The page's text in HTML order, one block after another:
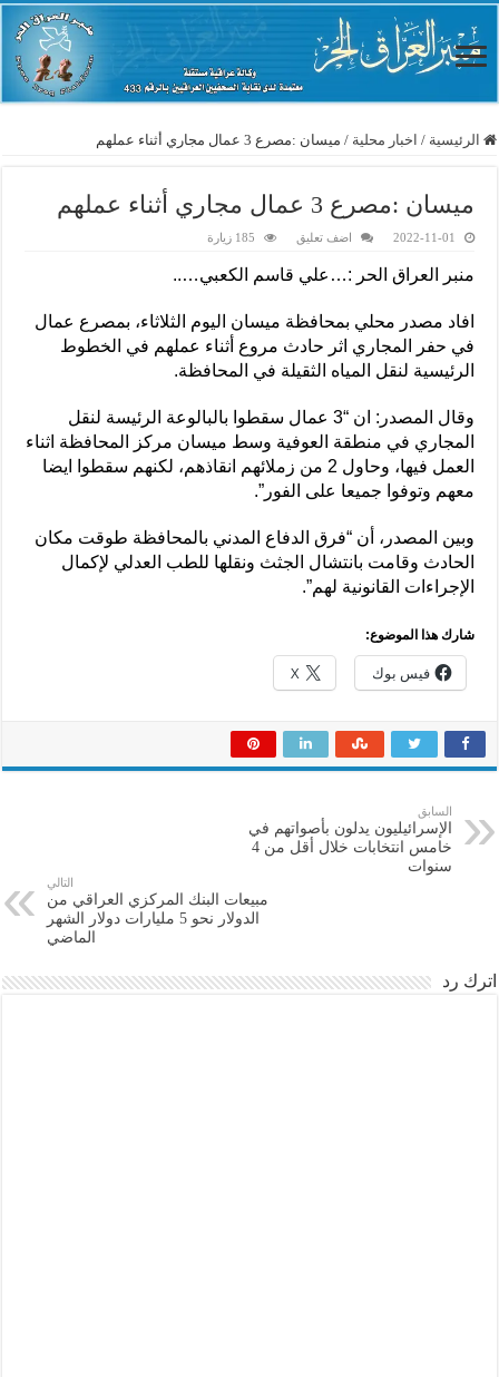
الرئيسية / اخبار محلية / ميسان :مصرع 3 عمال مجاري أثناء عملهم
ميسان :مصرع 3 عمال مجاري أثناء عملهم
2022-11-01 اضف تعليق 185 زيارة
منبر العراق الحر :…علي قاسم الكعبي…..
افاد مصدر محلي بمحافظة ميسان اليوم الثلاثاء، بمصرع عمال
في حفر المجاري اثر حادث مروع أثناء عملهم في الخطوط
الرئيسية لنقل المياه الثقيلة في المحافظة.
وقال المصدر: ان “3 عمال سقطوا بالبالوعة الرئيسة لنقل
المجاري في منطقة العوفية وسط ميسان مركز المحافظة اثناء
العمل فيها، وحاول 2 من زملائهم انقاذهم، لكنهم سقطوا ايضا
معهم وتوفوا جميعا على الفور”.
وبين المصدر، أن “فرق الدفاع المدني بالمحافظة طوقت مكان
الحادث وقامت بانتشال الجثث ونقلها للطب العدلي لإكمال
الإجراءات القانونية لهم”.
شارك هذا الموضوع:
فيس بوك X
السابق
الإسرائيليون يدلون بأصواتهم في
خامس انتخابات خلال أقل من 4
سنوات
التالي
مبيعات البنك المركزي العراقي من
الدولار نحو 5 مليارات دولار الشهر
الماضي
اترك رد